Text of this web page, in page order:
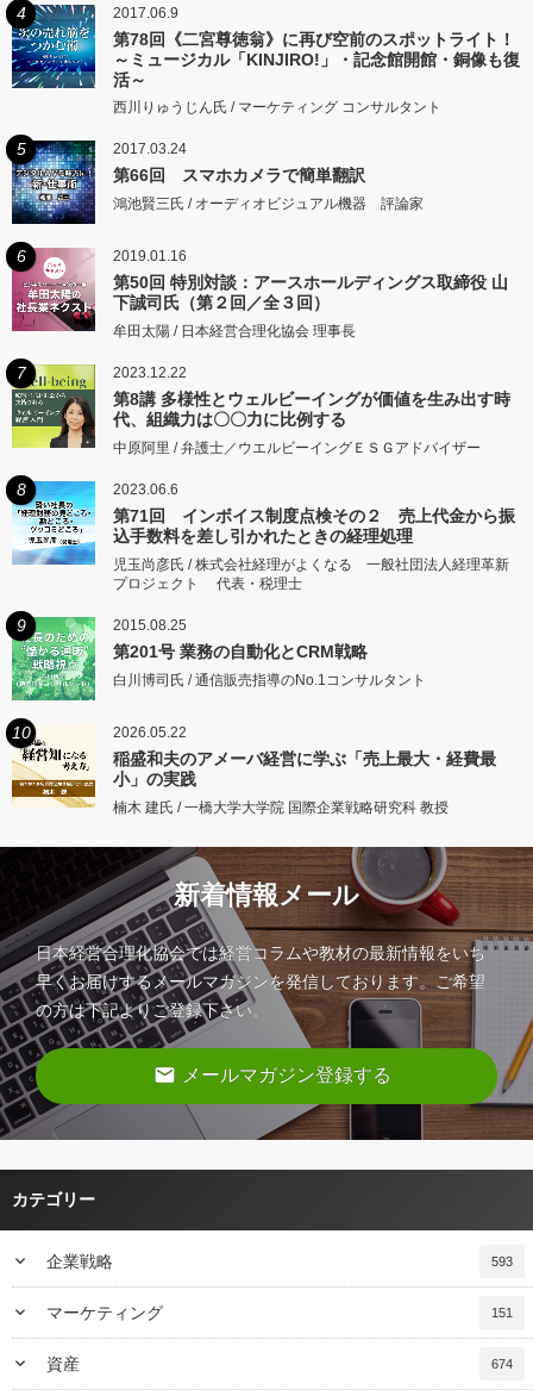
4 2017.06.9
第78回《二宮尊徳翁》に再び空前のスポットライト！
～ミュージカル「KINJIRO!」・記念館開館・銅像も復
活～
西川りゅうじん氏 / マーケティング コンサルタント
5 2017.03.24
第66回 スマホカメラで簡単翻訳
鴻池賢三氏 / オーディオビジュアル機器 評論家
6 2019.01.16
第50回 特別対談：アースホールディングス取締役 山
下誠司氏（第２回／全３回）
牟田太陽 / 日本経営合理化協会 理事長
7 2023.12.22
第8講 多様性とウェルビーイングが価値を生み出す時
代、組織力は〇〇力に比例する
中原阿里 / 弁護士／ウエルビーイングＥＳＧアドバイザー
8 2023.06.6
第71回 インボイス制度点検その２ 売上代金から振
込手数料を差し引かれたときの経理処理
児玉尚彦氏 / 株式会社経理がよくなる 一般社団法人経理革新
プロジェクト 代表・税理士
9 2015.08.25
第201号 業務の自動化とCRM戦略
白川博司氏 / 通信販売指導のNo.1コンサルタント
10 2026.05.22
稲盛和夫のアメーバ経営に学ぶ「売上最大・経費最
小」の実践
楠木 建氏 / 一橋大学大学院 国際企業戦略研究科 教授
新着情報メール
日本経営合理化協会では経営コラムや教材の最新情報をいち
早くお届けするメールマガジンを発信しております。ご希望
の方は下記よりご登録下さい。
email メールマガジン登録する
カテゴリー
keyboard_arrow_down 企業戦略 593
keyboard_arrow_down マーケティング 151
keyboard_arrow_down 資産 674